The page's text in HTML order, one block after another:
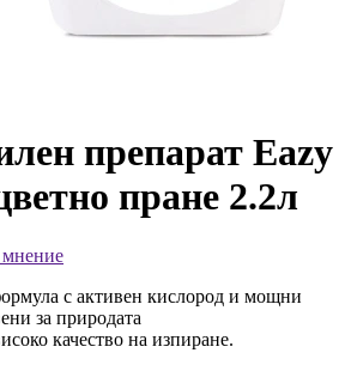
препарат Eazy
пране 2.2л
с активен кислород и мощни
за природата
качество на изпиране.